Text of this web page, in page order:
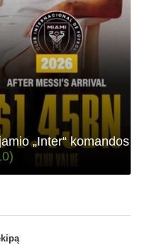
„Inter“ komandos